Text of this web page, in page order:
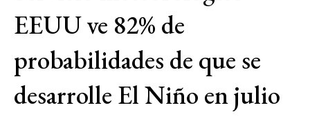
EEUU ve 82% de
probabilidades de que se
desarrolle El Niño en julio